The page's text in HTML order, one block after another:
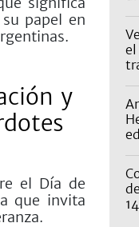
papel en
y
el Día de
que invita
el